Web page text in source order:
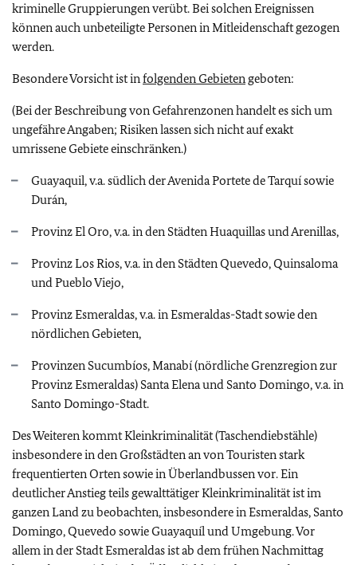
kriminelle Gruppierungen verübt. Bei solchen Ereignissen
können auch unbeteiligte Personen in Mitleidenschaft gezogen
werden.
Besondere Vorsicht ist infolgenden Gebieten geboten:
(Bei der Beschreibung von Gefahrenzonen handelt es sich um
ungefähre Angaben; Risiken lassen sich nicht auf exakt
umrissene Gebiete einschränken.)
Guayaquil, v.a. südlich der Avenida Portete de Tarquí sowie
Durán,
Provinz El Oro, v.a. in den Städten Huaquillas und Arenillas,
Provinz Los Rios, v.a. in den Städten Quevedo, Quinsaloma
und Pueblo Viejo,
Provinz Esmeraldas, v.a. in Esmeraldas-Stadt sowie den
nördlichen Gebieten,
Provinzen Sucumbíos, Manabí (nördliche Grenzregion zur
Provinz Esmeraldas) Santa Elena und Santo Domingo, v.a. in
Santo Domingo-Stadt.
Des Weiteren kommt Kleinkriminalität (Taschendiebstähle)
insbesondere in den Großstädten an von Touristen stark
frequentierten Orten sowie in Überlandbussen vor. Ein
deutlicher Anstieg teils gewalttätiger Kleinkriminalität ist im
ganzen Land zu beobachten, insbesondere in Esmeraldas, Santo
Domingo, Quevedo sowie Guayaquíl und Umgebung. Vor
allem in der Stadt Esmeraldas ist ab dem frühen Nachmittag